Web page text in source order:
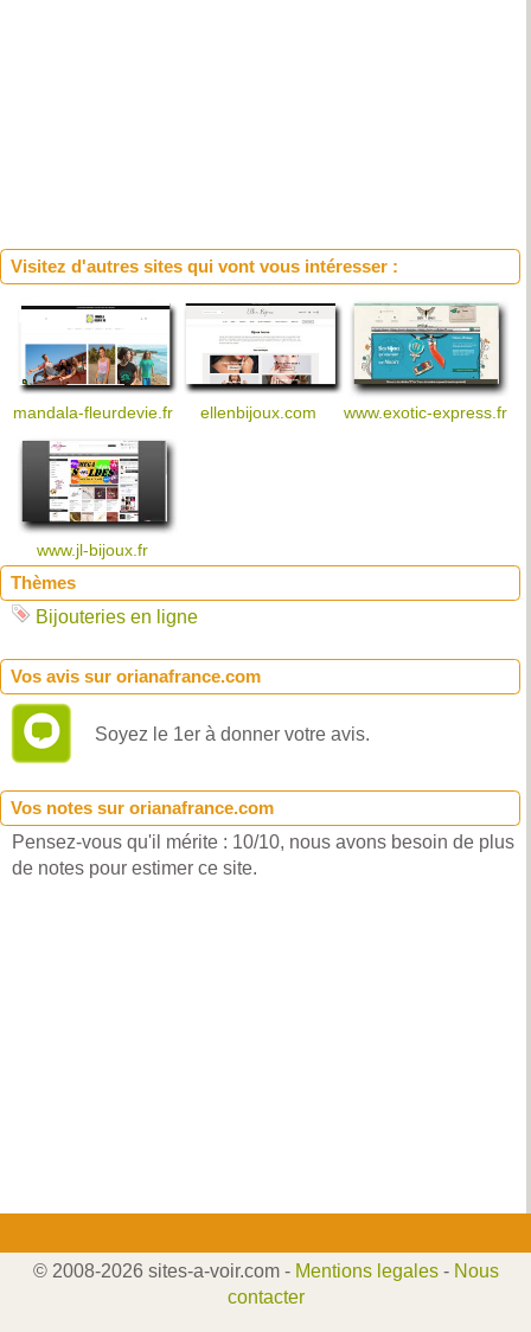
Visitez d'autres sites qui vont vous intéresser :
mandala-fleurdevie.fr ellenbijoux.com www.exotic-express.fr
www.jl-bijoux.fr
Thèmes
Bijouteries en ligne
Vos avis sur orianafrance.com
Soyez le 1er à donner votre avis.
Vos notes sur orianafrance.com
Pensez-vous qu'il mérite : 10/10, nous avons besoin de plus
de notes pour estimer ce site.
© 2008-2026 sites-a-voir.com - Mentions legales- Nous
contacter